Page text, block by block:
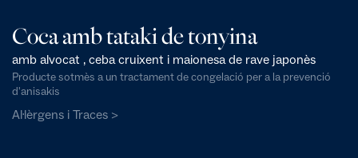
Coca amb tataki de tonyina
amb alvocat , ceba cruixent i maionesa de rave japonès
Producte sotmès a un tractament de congelació per a la prevenció
d'anisakis
Al·lèrgens i Traces >